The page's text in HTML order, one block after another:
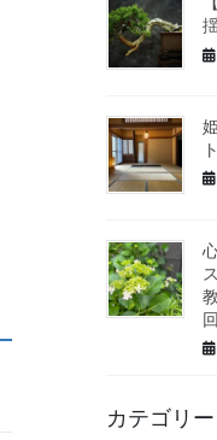
カテゴリー